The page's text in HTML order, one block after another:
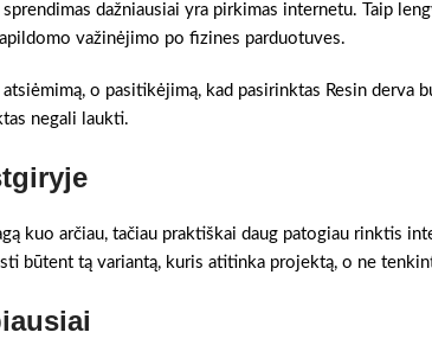
dažniausiai yra pirkimas internetu. Taip
važinėjimo po fizines parduotuves.
o pasitikėjimą, kad pasirinktas Resin derva
negali laukti.
kuo arčiau, tačiau praktiškai daug patogiau rinktis
būtent tą variantą, kuris atitinka projektą, o ne